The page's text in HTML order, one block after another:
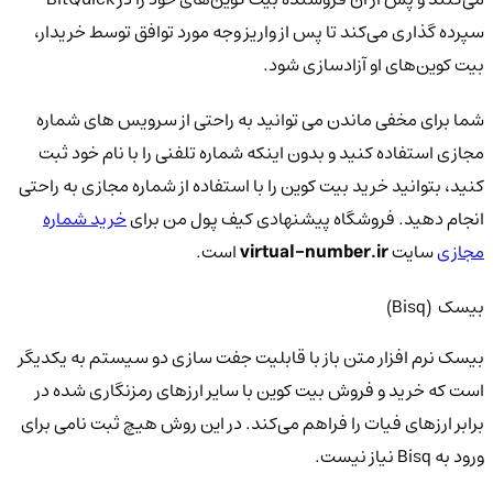
سپرده گذاری می‌کند تا پس از واریز وجه مورد توافق توسط خریدار،
بیت کوین‌های او آزادسازی شود.
شما برای مخفی ماندن می توانید به راحتی از سرویس های شماره
مجازی استفاده کنید و بدون اینکه شماره تلفنی را با نام خود ثبت
کنید، بتوانید خرید بیت کوین را با استفاده از شماره مجازی به راحتی
انجام دهید. فروشگاه پیشنهادی کیف پول من برایخرید شماره
مجازیسایتvirtual-number.irاست.
بیسک (Bisq)
بیسک نرم افزار متن باز با قابلیت جفت سازی دو سیستم به یکدیگر
است که خرید و فروش بیت کوین با سایر ارزهای رمزنگاری شده در
برابر ارزهای فیات را فراهم می‌کند. در این روش هیچ ثبت نامی برای
ورود به Bisq نیاز نیست.